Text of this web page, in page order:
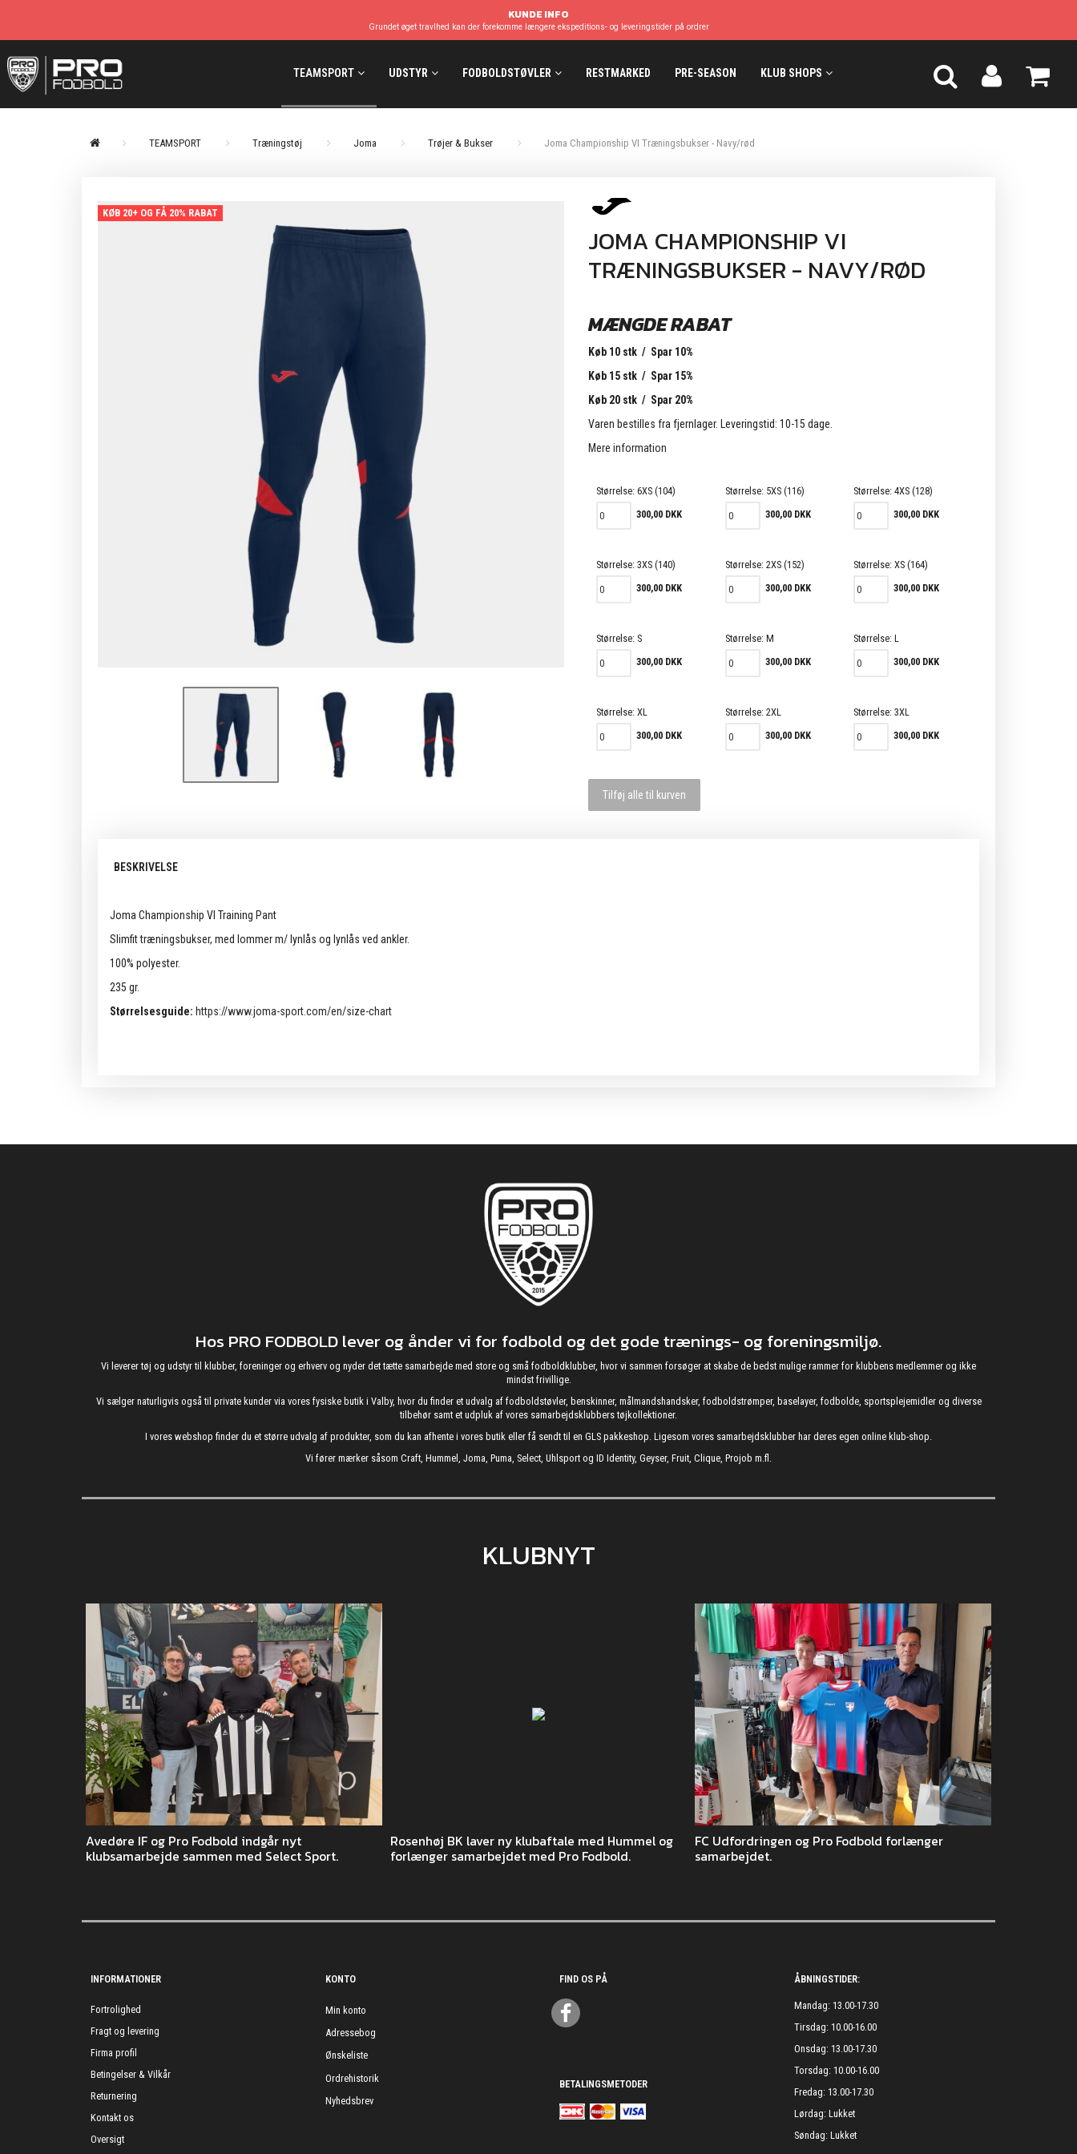
KUNDE INFO
Grundet øget travlhed kan der forekomme længere ekspeditions- og leveringstider på ordrer
TEAMSPORT UDSTYR FODBOLDSTØVLER RESTMARKED PRE-SEASON KLUB SHOPS
TEAMSPORT Træningstøj Joma Trøjer & Bukser Joma Championship VI Træningsbukser - Navy/rød
KØB 20+ OG FÅ 20% RABAT
JOMA CHAMPIONSHIP VI
TRÆNINGSBUKSER - NAVY/RØD
MÆNGDE RABAT
Køb 10 stk / Spar 10%
Køb 15 stk / Spar 15%
Køb 20 stk / Spar 20%
Varen bestilles fra fjernlager. Leveringstid: 10-15 dage.
Mere information
Størrelse:6XS (104)
300,00 DKK
Størrelse: 5XS (116)
300,00 DKK
Størrelse:4XS (128)
300,00 DKK
Størrelse:3XS (140)
300,00 DKK
Størrelse: 2XS (152)
300,00 DKK
Størrelse:XS (164)
300,00 DKK
Størrelse: S
300,00 DKK
Størrelse: M
300,00 DKK
Størrelse:L
300,00 DKK
Størrelse:XL
300,00 DKK
Størrelse: 2XL
300,00 DKK
Størrelse:3XL
300,00 DKK
Tilføj alle til kurven
BESKRIVELSE
Joma Championship VI Training Pant
Slimfit træningsbukser, med lommer m/ lynlås og lynlås ved ankler.
100% polyester.
235 gr.
Størrelsesguide: https://www.joma-sport.com/en/size-chart
Hos PRO FODBOLD lever og ånder vi for fodbold og det gode trænings- og foreningsmiljø.
Vi leverer tøj og udstyr til klubber, foreninger og erhverv og nyder det tætte samarbejde med store og små fodboldklubber, hvor vi sammen forsøger at skabe de bedst mulige rammer for klubbens medlemmer og ikke
mindst frivillige.
Vi sælger naturligvis også til private kunder via vores fysiske butik i Valby, hvor du finder et udvalg af fodboldstøvler, benskinner, målmandshandsker, fodboldstrømper, baselayer, fodbolde, sportsplejemidler og diverse
tilbehør samt et udpluk af vores samarbejdsklubbers tøjkollektioner.
I vores webshop finder du et større udvalg af produkter, som du kan afhente i vores butik eller få sendt til en GLS pakkeshop. Ligesom vores samarbejdsklubber har deres egen online klub-shop.
Vi fører mærker såsom Craft, Hummel, Joma, Puma, Select, Uhlsport og ID Identity, Geyser, Fruit, Clique, Projob m.fl.
KLUBNYT
Avedøre IF og Pro Fodbold indgår nyt
klubsamarbejde sammen med Select Sport.
Rosenhøj BK laver ny klubaftale med Hummel og
forlænger samarbejdet med Pro Fodbold.
FC Udfordringen og Pro Fodbold forlænger
samarbejdet.
INFORMATIONER
Fortrolighed
Fragt og levering
Firma profil
Betingelser & Vilkår
Returnering
Kontakt os
Oversigt
KONTO
Min konto
Adressebog
Ønskeliste
Ordrehistorik
Nyhedsbrev
FIND OS PÅ
BETALINGSMETODER
ÅBNINGSTIDER:
Mandag: 13.00-17.30
Tirsdag: 10.00-16.00
Onsdag: 13.00-17.30
Torsdag: 10.00-16.00
Fredag: 13.00-17.30
Lørdag: Lukket
Søndag: Lukket